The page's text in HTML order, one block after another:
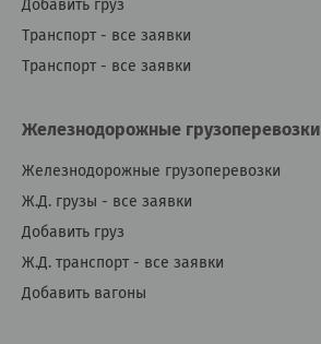
Добавить груз
Транспорт - все заявки
Транспорт - все заявки
Железнодорожные грузоперевозки
Железнодорожные грузоперевозки
Ж.Д. грузы - все заявки
Добавить груз
Ж.Д. транспорт - все заявки
Добавить вагоны